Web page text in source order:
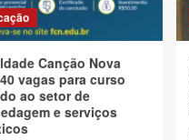
Canção Nova
vagas para curso
ao setor de
e serviços